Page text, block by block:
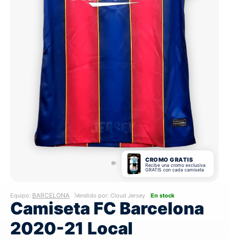
CROMO GRATIS
Recibe una cromo exclusiva
GRATIS con cada camiseta
Equipo: BARCELONA Vendido por: Cloud Jersey En stock
Camiseta FC Barcelona
2020-21 Local